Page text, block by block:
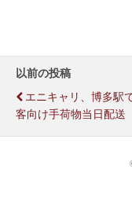
以前の投稿
エニキャリ、博多駅
客向け手荷物当日配送